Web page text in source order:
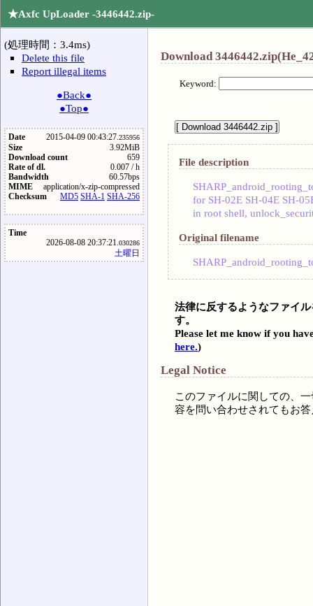
★Axfc UpLoader -3446442.zip-
(処理時間：3.4ms)
Delete this file
Report illegal items
●Back●
●Top●
Date 2015-04-09 00:43:27.235956
Size
3.92MiB
Download count
659
Rate of dl.
0.007 / h
Bandwidth
60.57bps
MIME
application/x-zip-compressed
Checksum
MD5 SHA-1 SHA-256
Time
2026-08-08 20:37:21.030286
土曜日
Download
Keyword:
File description
for SH-02E SH-04E SH-
in root shell,
Original filename
法律に反するようなファイ
す。
Please let me know if you
here.)
Legal Notice
このファイルに関しての、
容を問い合わせされてもお